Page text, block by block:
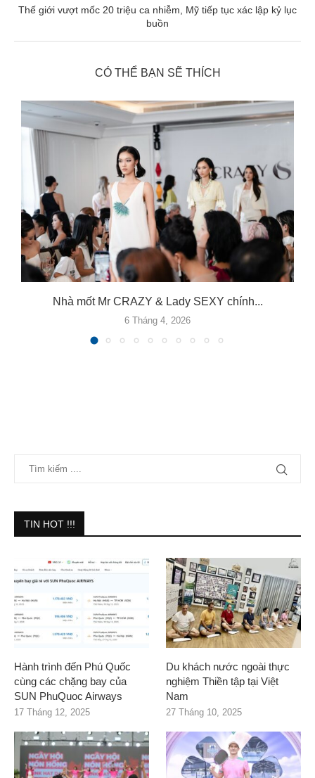
Thế giới vượt mốc 20 triệu ca nhiễm, Mỹ tiếp tục xác lập kỷ lục
buồn
CÓ THỂ BẠN SẼ THÍCH
Nhà mốt Mr CRAZY & Lady SEXY chính...
6 Tháng 4, 2026
TIN HOT !!!
Hành trình đến Phú Quốc
cùng các chặng bay của
SUN PhuQuoc Airways
17 Tháng 12, 2025
Du khách nước ngoài thực
nghiệm Thiền tập tại Việt
Nam
27 Tháng 10, 2025